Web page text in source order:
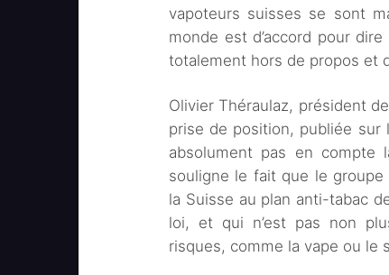
vapoteurs suisses se sont
monde est d’accord pour
totalement hors de propos et
Olivier Théraulaz, président
prise de position, publiée sur
absolument pas en compte
souligne le fait que le groupe
la Suisse au plan anti-tabac
loi, et qui n’est pas non
risques, comme la vape ou le